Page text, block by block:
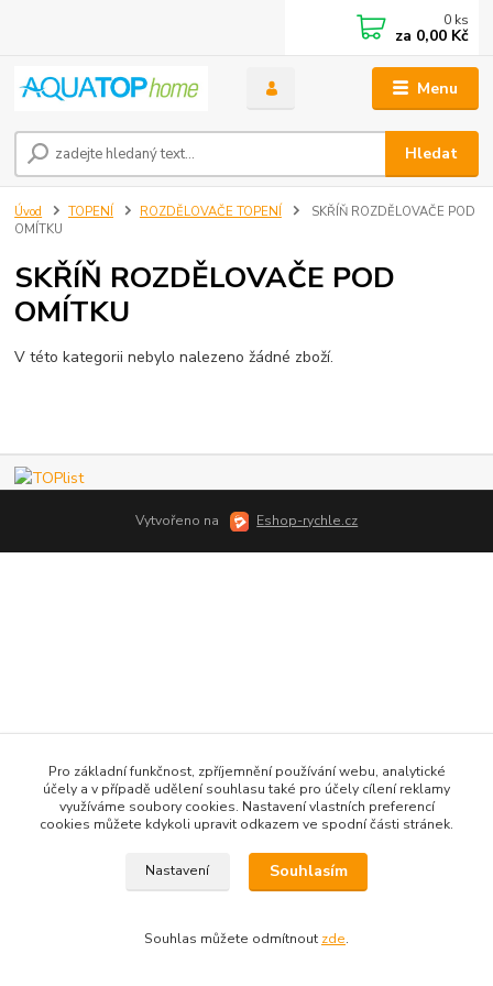
Menu
Hledat
0 ks
za 0,00 Kč
Úvod TOPENÍ ROZDĚLOVAČE TOPENÍ
SKŘÍŇ ROZDĚLOVAČE POD
OMÍTKU
SKŘÍŇ ROZDĚLOVAČE POD
OMÍTKU
V této kategorii nebylo nalezeno žádné zboží.
Vytvořeno na Eshop-rychle.cz
Pro základní funkčnost, zpříjemnění používání webu, analytické
účely a v případě udělení souhlasu také pro účely cílení reklamy
využíváme soubory cookies. Nastavení vlastních preferencí
cookies můžete kdykoli upravit odkazem ve spodní části stránek.
Nastavení Souhlasím
Souhlas můžete odmítnout zde.